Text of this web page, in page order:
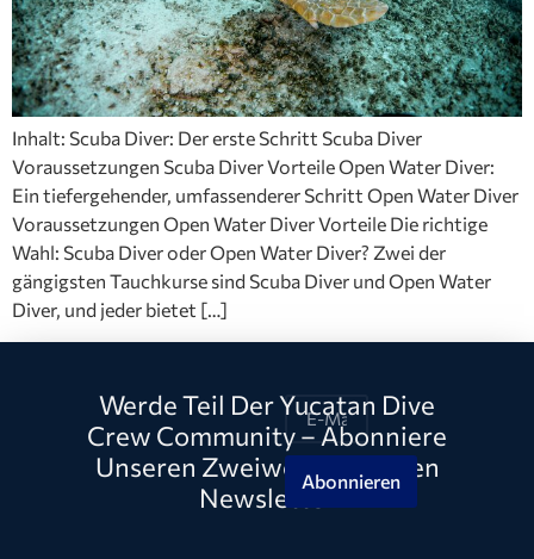
Inhalt: Scuba Diver: Der erste Schritt Scuba Diver
Voraussetzungen Scuba Diver Vorteile Open Water Diver:
Ein tiefergehender, umfassenderer Schritt Open Water Diver
Voraussetzungen Open Water Diver Vorteile Die richtige
Wahl: Scuba Diver oder Open Water Diver? Zwei der
gängigsten Tauchkurse sind Scuba Diver und Open Water
Diver, und jeder bietet […]
Werde Teil Der Yucatan Dive
Crew Community – Abonniere
Unseren Zweiwöchentlichen
NewsletterAbonnieren